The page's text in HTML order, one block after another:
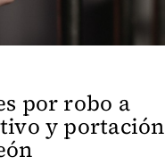
por robo a
y portación